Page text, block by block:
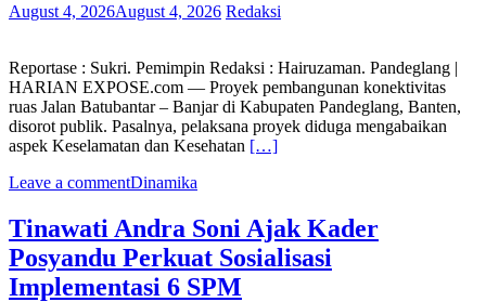
August 4, 2026August 4, 2026 Redaksi
Reportase : Sukri. Pemimpin Redaksi : Hairuzaman. Pandeglang |
HARIAN EXPOSE.com — Proyek pembangunan konektivitas
ruas Jalan Batubantar – Banjar di Kabupaten Pandeglang, Banten,
disorot publik. Pasalnya, pelaksana proyek diduga mengabaikan
aspek Keselamatan dan Kesehatan […]
Leave a commentDinamika
Tinawati Andra Soni Ajak Kader
Posyandu Perkuat Sosialisasi
Implementasi 6 SPM